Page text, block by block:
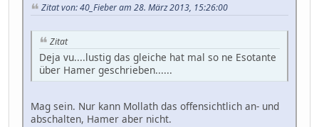
Zitat von: 40_Fieber am 28. März 2013, 15:26:00
Zitat
Deja vu....lustig das gleiche hat mal so ne Esotante
über Hamer geschrieben......
Mag sein. Nur kann Mollath das offensichtlich an- und
abschalten, Hamer aber nicht.